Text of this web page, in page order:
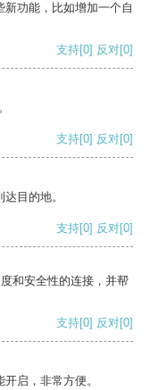
功能，比如增加一个自
支持[0] 反对[0]
支持[0] 反对[0]
目的地。
支持[0] 反对[0]
和安全性的连接，并帮
支持[0] 反对[0]
启，非常方便。